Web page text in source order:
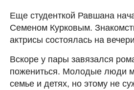
Еще студенткой Равшана
Семеном Курковым.
актрисы состоялась на
Вскоре у пары завязался
пожениться. Молодые люди
семье и детях, но этому не